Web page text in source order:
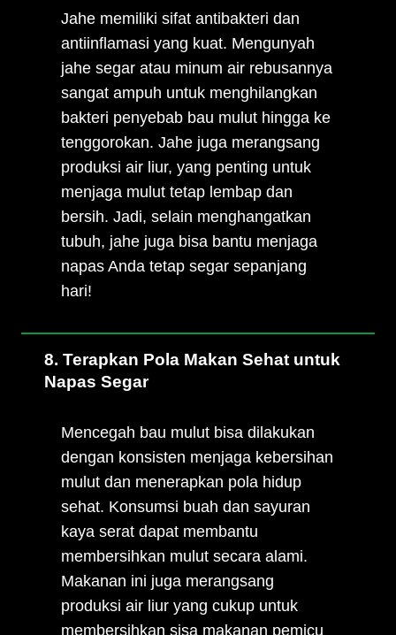
Jahe memiliki sifat antibakteri dan
antiinflamasi yang kuat. Mengunyah
jahe segar atau minum air rebusannya
sangat ampuh untuk menghilangkan
bakteri penyebab bau mulut hingga ke
tenggorokan. Jahe juga merangsang
produksi air liur, yang penting untuk
menjaga mulut tetap lembap dan
bersih. Jadi, selain menghangatkan
tubuh, jahe juga bisa bantu menjaga
napas Anda tetap segar sepanjang
hari!
8. Terapkan Pola Makan Sehat untuk
Napas Segar
Mencegah bau mulut bisa dilakukan
dengan konsisten menjaga kebersihan
mulut dan menerapkan pola hidup
sehat. Konsumsi buah dan sayuran
kaya serat dapat membantu
membersihkan mulut secara alami.
Makanan ini juga merangsang
produksi air liur yang cukup untuk
membersihkan sisa makanan pemicu